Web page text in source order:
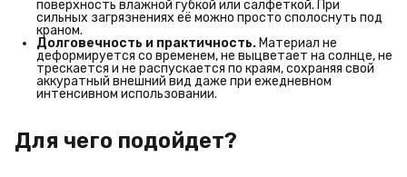
поверхность влажной губкой или салфеткой. При
сильных загрязнениях её можно просто сполоснуть под
краном.
Долговечность и практичность. Материал не
деформируется со временем, не выцветает на солнце, не
трескается и не распускается по краям, сохраняя свой
аккуратный внешний вид даже при ежедневном
интенсивном использовании.
Для чего подойдет?